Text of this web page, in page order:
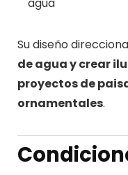
Su diseño
de agua y crear
proyectos de
ornamentales.